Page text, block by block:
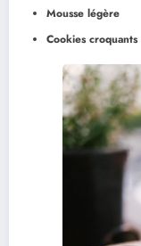
Mousse légère
Cookies croquants